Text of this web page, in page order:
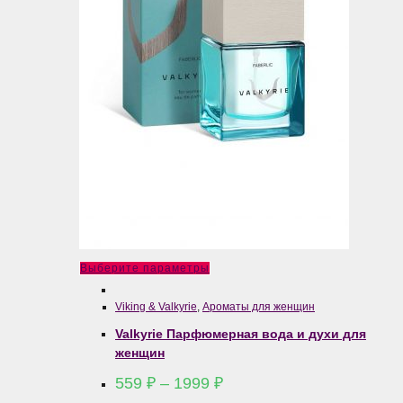
Выберите параметры
имеет
несколько
Опции
Viking & Valkyrie, Ароматы для женщин
Valkyrie Парфюмерная вода и духи для
женщин
559 ₽ – 1999 ₽Диапазон